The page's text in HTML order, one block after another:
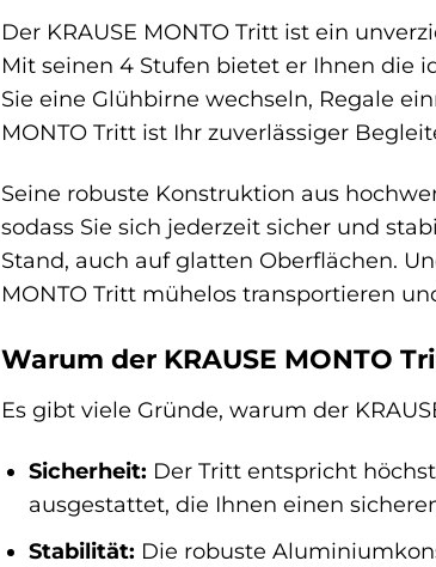
Der KRAUSE MONTO Tritt ist ein
Mit seinen 4 Stufen bietet er Ihnen die
Sie eine Glühbirne wechseln, Regale
MONTO Tritt ist Ihr zuverlässiger
Seine robuste Konstruktion aus
sodass Sie sich jederzeit sicher und
Stand, auch auf glatten Oberflächen.
MONTO Tritt mühelos transportieren
Warum der KRAUSE MONTO
Es gibt viele Gründe, warum der
Sicherheit: Der Tritt entspricht
ausgestattet, die Ihnen einen
Stabilität: Die robuste